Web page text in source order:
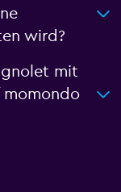
wird?
mit
momondo